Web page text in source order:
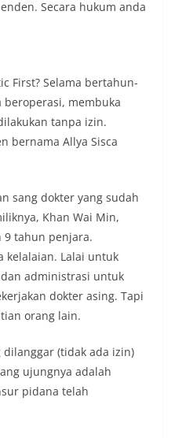
Secara hukum anda
First? Selama bertahun-
membuka
tanpa izin.
bernama Allya Sisca
sang dokter yang sudah
Khan Wai Min,
tahun penjara.
kelalaian. Lalai untuk
administrasi untuk
dokter asing. Tapi
orang lain.
(tidak ada izin)
ujungnya adalah
pidana telah